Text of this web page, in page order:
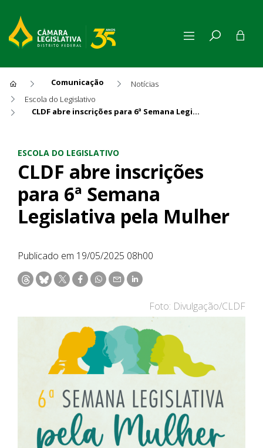
Comunicação
Notícias
Escola do Legislativo
CLDF abre inscrições para 6ª Semana Legislativa pela Mulher
ESCOLA DO LEGISLATIVO
CLDF abre inscrições
para 6ª Semana
Legislativa pela Mulher
Publicado em 19/05/2025 08h00
Foto: Divulgação/CLDF